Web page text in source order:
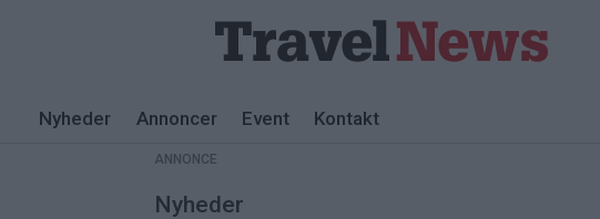
Nyheder Annoncer Event Kontakt
ANNONCE
Nyheder